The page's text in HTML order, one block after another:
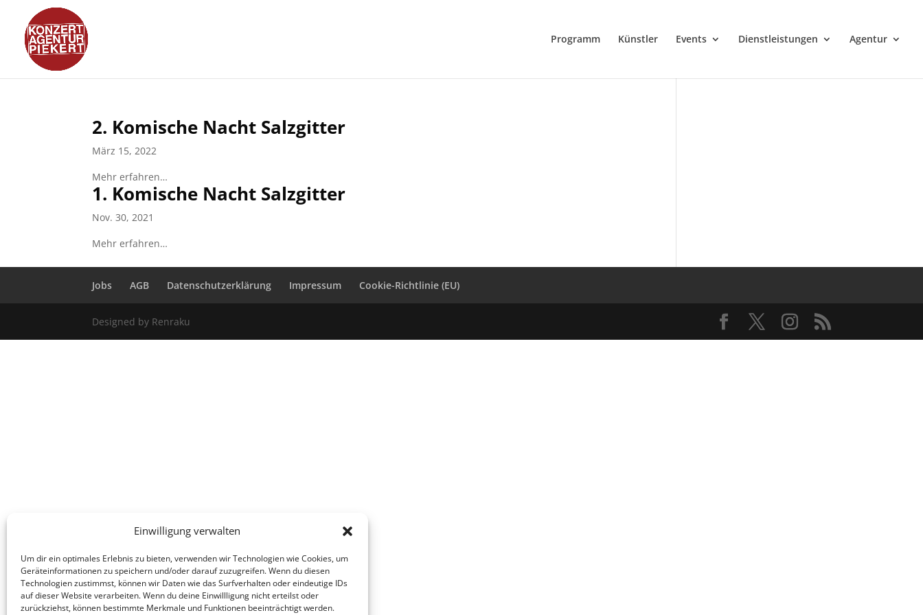
Einwilligung verwalten
Um dir ein optimales Erlebnis zu bieten, verwenden wir Technologien wie Cookies, um
Geräteinformationen zu speichern und/oder darauf zuzugreifen. Wenn du diesen
Technologien zustimmst, können wir Daten wie das Surfverhalten oder eindeutige IDs
auf dieser Website verarbeiten. Wenn du deine Einwillligung nicht erteilst oder
zurückziehst, können bestimmte Merkmale und Funktionen beeinträchtigt werden.
Programm Künstler Events Dienstleistungen Agentur
2. Komische Nacht Salzgitter
März 15, 2022
Mehr erfahren…
1. Komische Nacht Salzgitter
Nov. 30, 2021
Mehr erfahren…
Jobs AGB Datenschutzerklärung Impressum Cookie-Richtlinie (EU)
Designed by Renraku